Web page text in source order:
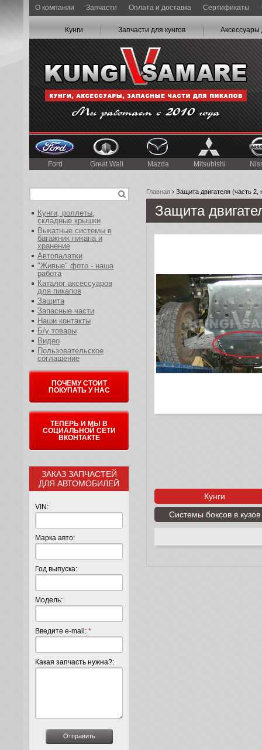
О компании Запчасти Оплата и доставка Сертификаты
Кунги Запчасти для кунгов Аксессуары
Ford Great Wall Mazda Mitsubishi
Главная › Защита двигателя (часть 2,
Защита
Кунги
Системы боксов в кузов
Кунги, роллеты,
складные крышки
Выкатные системы в
багажник пикапа и
хранение
Автопалатки
"Живые" фото - наша
работа
Каталог аксессуаров
для пикапов
Защита
Запасные части
Наши контакты
Б/у товары
Видео
Пользовательское
соглашение
ПОЧЕМУ СТОИТ
ПОКУПАТЬ У НАС
ТЕПЕРЬ И МЫ В
СОЦИАЛЬНОЙ СЕТИ
ВКОНТАКТЕ
ЗАКАЗ ЗАПЧАСТЕЙ
ДЛЯ АВТОМОБИЛЕЙ
VIN:
Марка авто:
Год выпуска:
Модель:
Введите e-mail: *
Какая запчасть нужна?: